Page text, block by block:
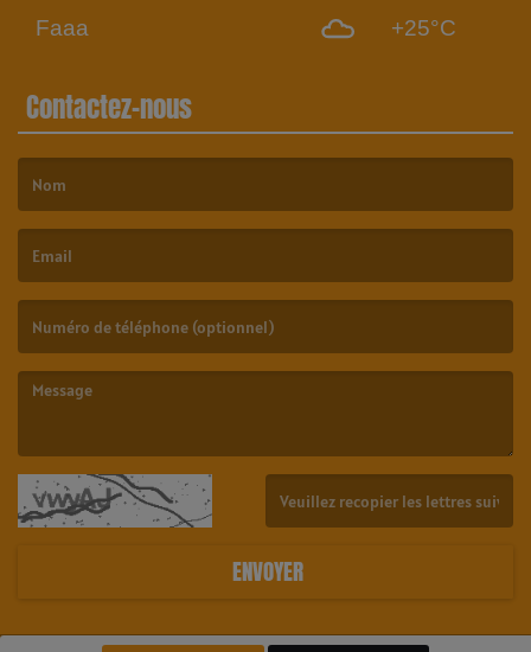
Faaa
+25°C
Contactez-nous
ENVOYER